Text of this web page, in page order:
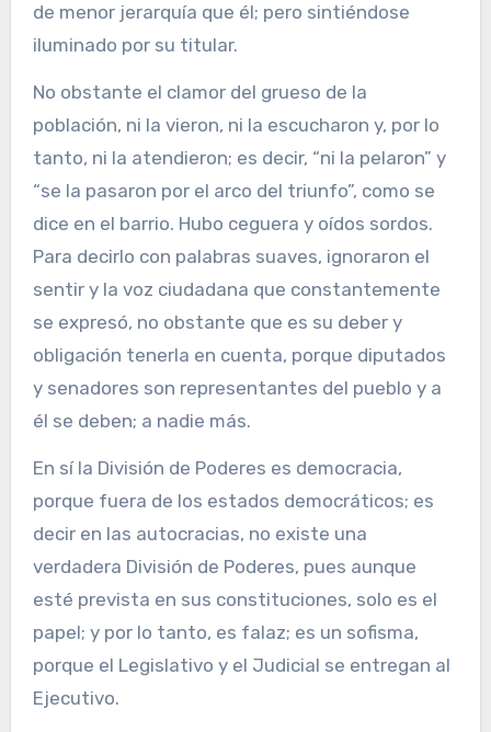
de menor jerarquía que él; pero sintiéndose
iluminado por su titular.
No obstante el clamor del grueso de la
población, ni la vieron, ni la escucharon y, por lo
tanto, ni la atendieron; es decir, “ni la pelaron” y
“se la pasaron por el arco del triunfo”, como se
dice en el barrio. Hubo ceguera y oídos sordos.
Para decirlo con palabras suaves, ignoraron el
sentir y la voz ciudadana que constantemente
se expresó, no obstante que es su deber y
obligación tenerla en cuenta, porque diputados
y senadores son representantes del pueblo y a
él se deben; a nadie más.
En sí la División de Poderes es democracia,
porque fuera de los estados democráticos; es
decir en las autocracias, no existe una
verdadera División de Poderes, pues aunque
esté prevista en sus constituciones, solo es el
papel; y por lo tanto, es falaz; es un sofisma,
porque el Legislativo y el Judicial se entregan al
Ejecutivo.